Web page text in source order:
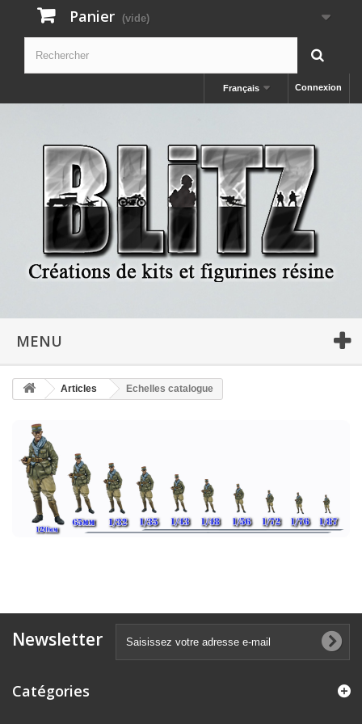
Panier (vide)
Connexion
Français
MENU
Articles Echelles catalogue
Newsletter
Catégories